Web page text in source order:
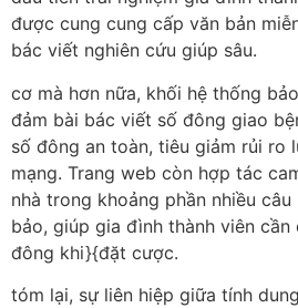
được cung cung cấp văn bản
bác viết nghiên cứu giúp sâu.
cơ mà hơn nữa, khối hệ thống
đảm bài bác viết số đông giao
số đông an toàn, tiêu giảm rủi ro
mạng. Trang web còn hợp tác
nhà trong khoảng phần nhiều
bảo, giúp gia đình thành viên
đông khi}{đặt cược.
tóm lại, sự liên hiệp giữa tính